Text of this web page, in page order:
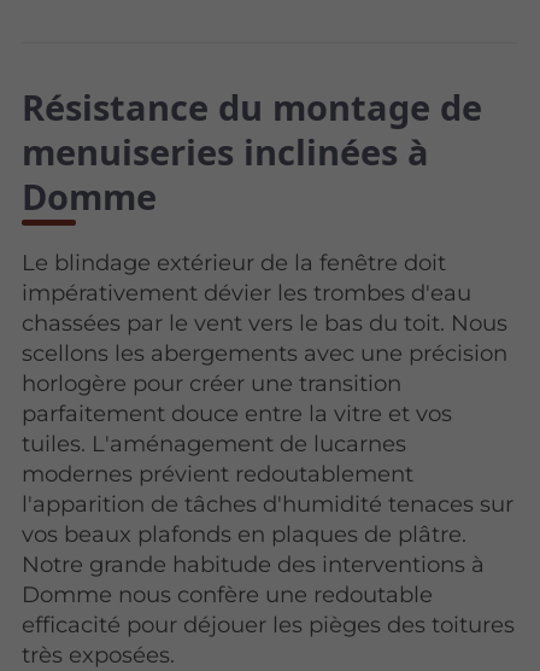
Résistance du montage de
menuiseries inclinées à
Domme
Le blindage extérieur de la fenêtre doit
impérativement dévier les trombes d'eau
chassées par le vent vers le bas du toit. Nous
scellons les abergements avec une précision
horlogère pour créer une transition
parfaitement douce entre la vitre et vos
tuiles. L'aménagement de lucarnes
modernes prévient redoutablement
l'apparition de tâches d'humidité tenaces sur
vos beaux plafonds en plaques de plâtre.
Notre grande habitude des interventions à
Domme nous confère une redoutable
efficacité pour déjouer les pièges des toitures
très exposées.